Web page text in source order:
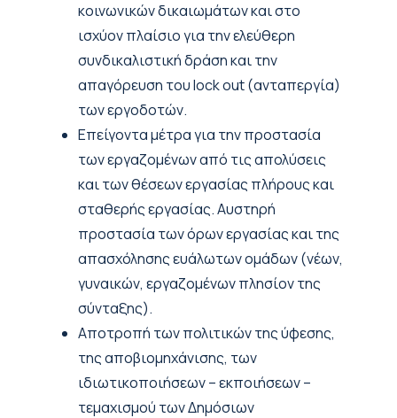
κοινωνικών δικαιωμάτων και στο
ισχύον πλαίσιο για την ελεύθερη
συνδικαλιστική δράση και την
απαγόρευση του lock out (ανταπεργία)
των εργοδοτών.
Επείγοντα μέτρα για την προστασία
των εργαζομένων από τις απολύσεις
και των θέσεων εργασίας πλήρους και
σταθερής εργασίας. Αυστηρή
προστασία των όρων εργασίας και της
απασχόλησης ευάλωτων ομάδων (νέων,
γυναικών, εργαζομένων πλησίον της
σύνταξης).
Αποτροπή των πολιτικών της ύφεσης,
της αποβιομηχάνισης, των
ιδιωτικοποιήσεων – εκποιήσεων –
τεμαχισμού των Δημόσιων